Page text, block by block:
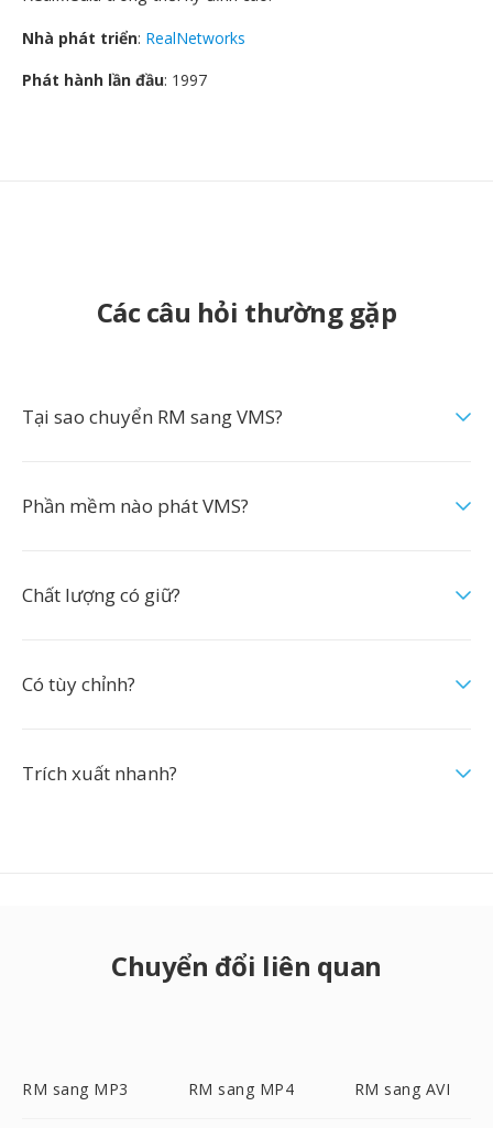
Nhà phát triển: RealNetworks
Phát hành lần đầu: 1997
Các câu hỏi thường gặp
Tại sao chuyển RM sang VMS?
Phần mềm nào phát VMS?
Chất lượng có giữ?
Có tùy chỉnh?
Trích xuất nhanh?
Chuyển đổi liên quan
RM sang MP3 RM sang MP4 RM sang AVI